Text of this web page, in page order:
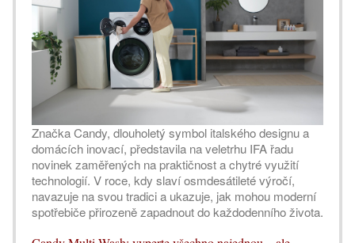
Značka Candy, dlouholetý symbol italského designu a
domácích inovací, představila na veletrhu IFA řadu
novinek zaměřených na praktičnost a chytré využití
technologií. V roce, kdy slaví osmdesátileté výročí,
navazuje na svou tradici a ukazuje, jak mohou moderní
spotřebiče přirozeně zapadnout do každodenního života.